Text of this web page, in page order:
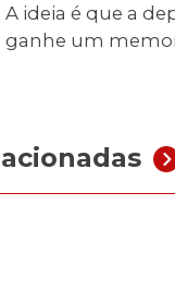
A ideia é que a
ganhe um